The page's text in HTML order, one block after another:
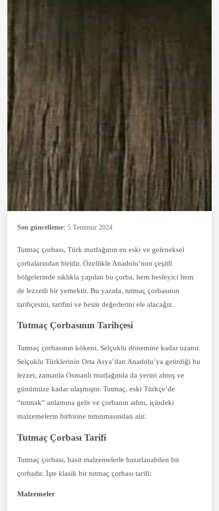
Son güncelleme: 5 Temmuz 2024
Tutmaç çorbası, Türk mutfağının en eski ve geleneksel
çorbalarından biridir. Özellikle Anadolu’nun çeşitli
bölgelerinde sıklıkla yapılan bu çorba, hem besleyici hem
de lezzetli bir yemektir. Bu yazıda, tutmaç çorbasının
tarihçesini, tarifini ve besin değerlerini ele alacağız.
Tutmaç Çorbasının Tarihçesi
Tutmaç çorbasının kökeni, Selçuklu dönemine kadar uzanır.
Selçuklu Türklerinin Orta Asya’dan Anadolu’ya getirdiği bu
lezzet, zamanla Osmanlı mutfağında da yerini almış ve
günümüze kadar ulaşmıştır. Tutmaç, eski Türkçe’de
“tutmak” anlamına gelir ve çorbanın adını, içindeki
malzemelerin birbirine tutunmasından alır.
Tutmaç Çorbası Tarifi
Tutmaç çorbası, basit malzemelerle hazırlanabilen bir
çorbadır. İşte klasik bir tutmaç çorbası tarifi:
Malzemeler